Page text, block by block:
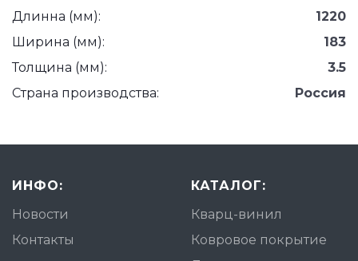
Длинна (мм):
1220
Ширина (мм):
183
Толщина (мм):
3.5
Страна производства:
Россия
ИНФО:
Новости
Контакты
КАТАЛОГ:
Кварц-винил
Ковровое покрытие